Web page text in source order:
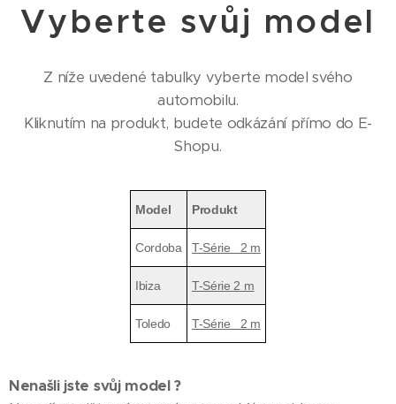
Vyberte svůj model
Z níže uvedené tabulky vyberte model svého
automobilu.
Kliknutím na produkt, budete odkázání přímo do E-
Shopu.
Model Produkt
Cordoba T-Série 2 m
Ibiza T-Série 2 m
Toledo T-Série 2 m
Nenašli jste svůj model ?